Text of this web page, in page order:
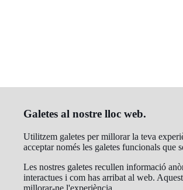
Galetes al nostre lloc web.
Utilitzem galetes per millorar la teva
acceptar només les galetes funcionals que
Les nostres galetes recullen informació
interactues i com has arribat al web.
millorar-ne l'experiència.